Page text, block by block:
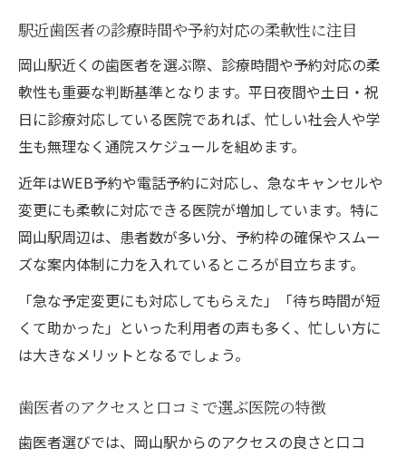
駅近歯医者の診療時間や予約対応の柔軟性に注目
岡山駅近くの歯医者を選ぶ際、診療時間や予約対応の柔
軟性も重要な判断基準となります。平日夜間や土日・祝
日に診療対応している医院であれば、忙しい社会人や学
生も無理なく通院スケジュールを組めます。
近年はWEB予約や電話予約に対応し、急なキャンセルや
変更にも柔軟に対応できる医院が増加しています。特に
岡山駅周辺は、患者数が多い分、予約枠の確保やスムー
ズな案内体制に力を入れているところが目立ちます。
「急な予定変更にも対応してもらえた」「待ち時間が短
くて助かった」といった利用者の声も多く、忙しい方に
は大きなメリットとなるでしょう。
歯医者のアクセスと口コミで選ぶ医院の特徴
歯医者選びでは、岡山駅からのアクセスの良さと口コ